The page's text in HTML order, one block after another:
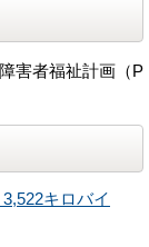
害者福祉計画（P
キロバイ